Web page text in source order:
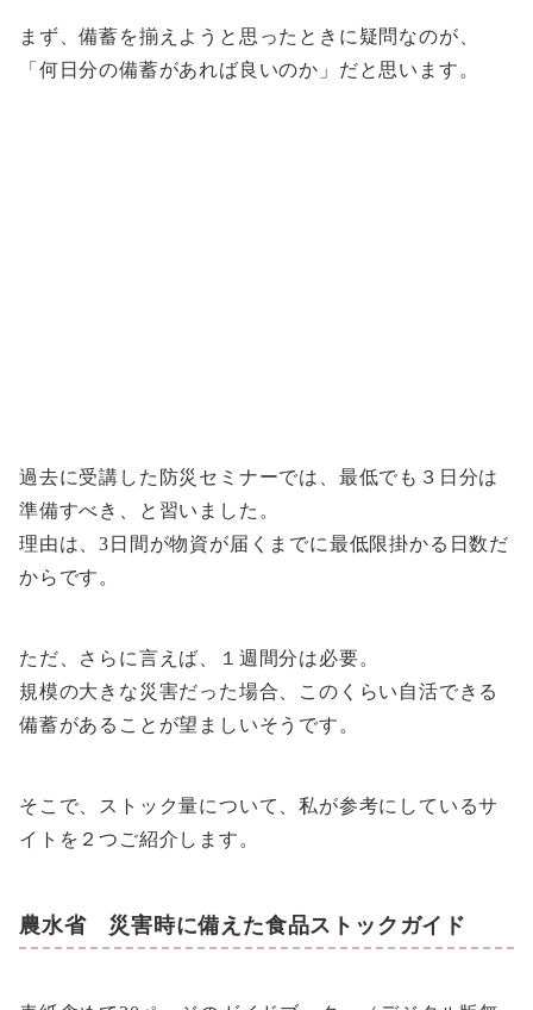
まず、備蓄を揃えようと思ったときに疑問なのが、
「何日分の備蓄があれば良いのか」だと思います。
過去に受講した防災セミナーでは、最低でも３日分は
準備すべき、と習いました。
理由は、3日間が物資が届くまでに最低限掛かる日数だ
からです。
ただ、さらに言えば、１週間分は必要。
規模の大きな災害だった場合、このくらい自活できる
備蓄があることが望ましいそうです。
そこで、ストック量について、私が参考にしているサ
イトを２つご紹介します。
農水省 災害時に備えた食品ストックガイド